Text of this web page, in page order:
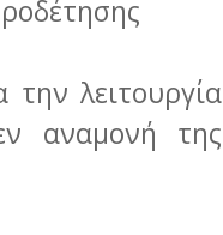
λειτουργία
αναμονή της